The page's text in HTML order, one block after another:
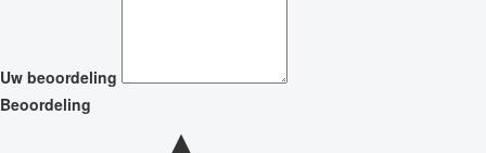
Uw beoordeling
Beoordeling